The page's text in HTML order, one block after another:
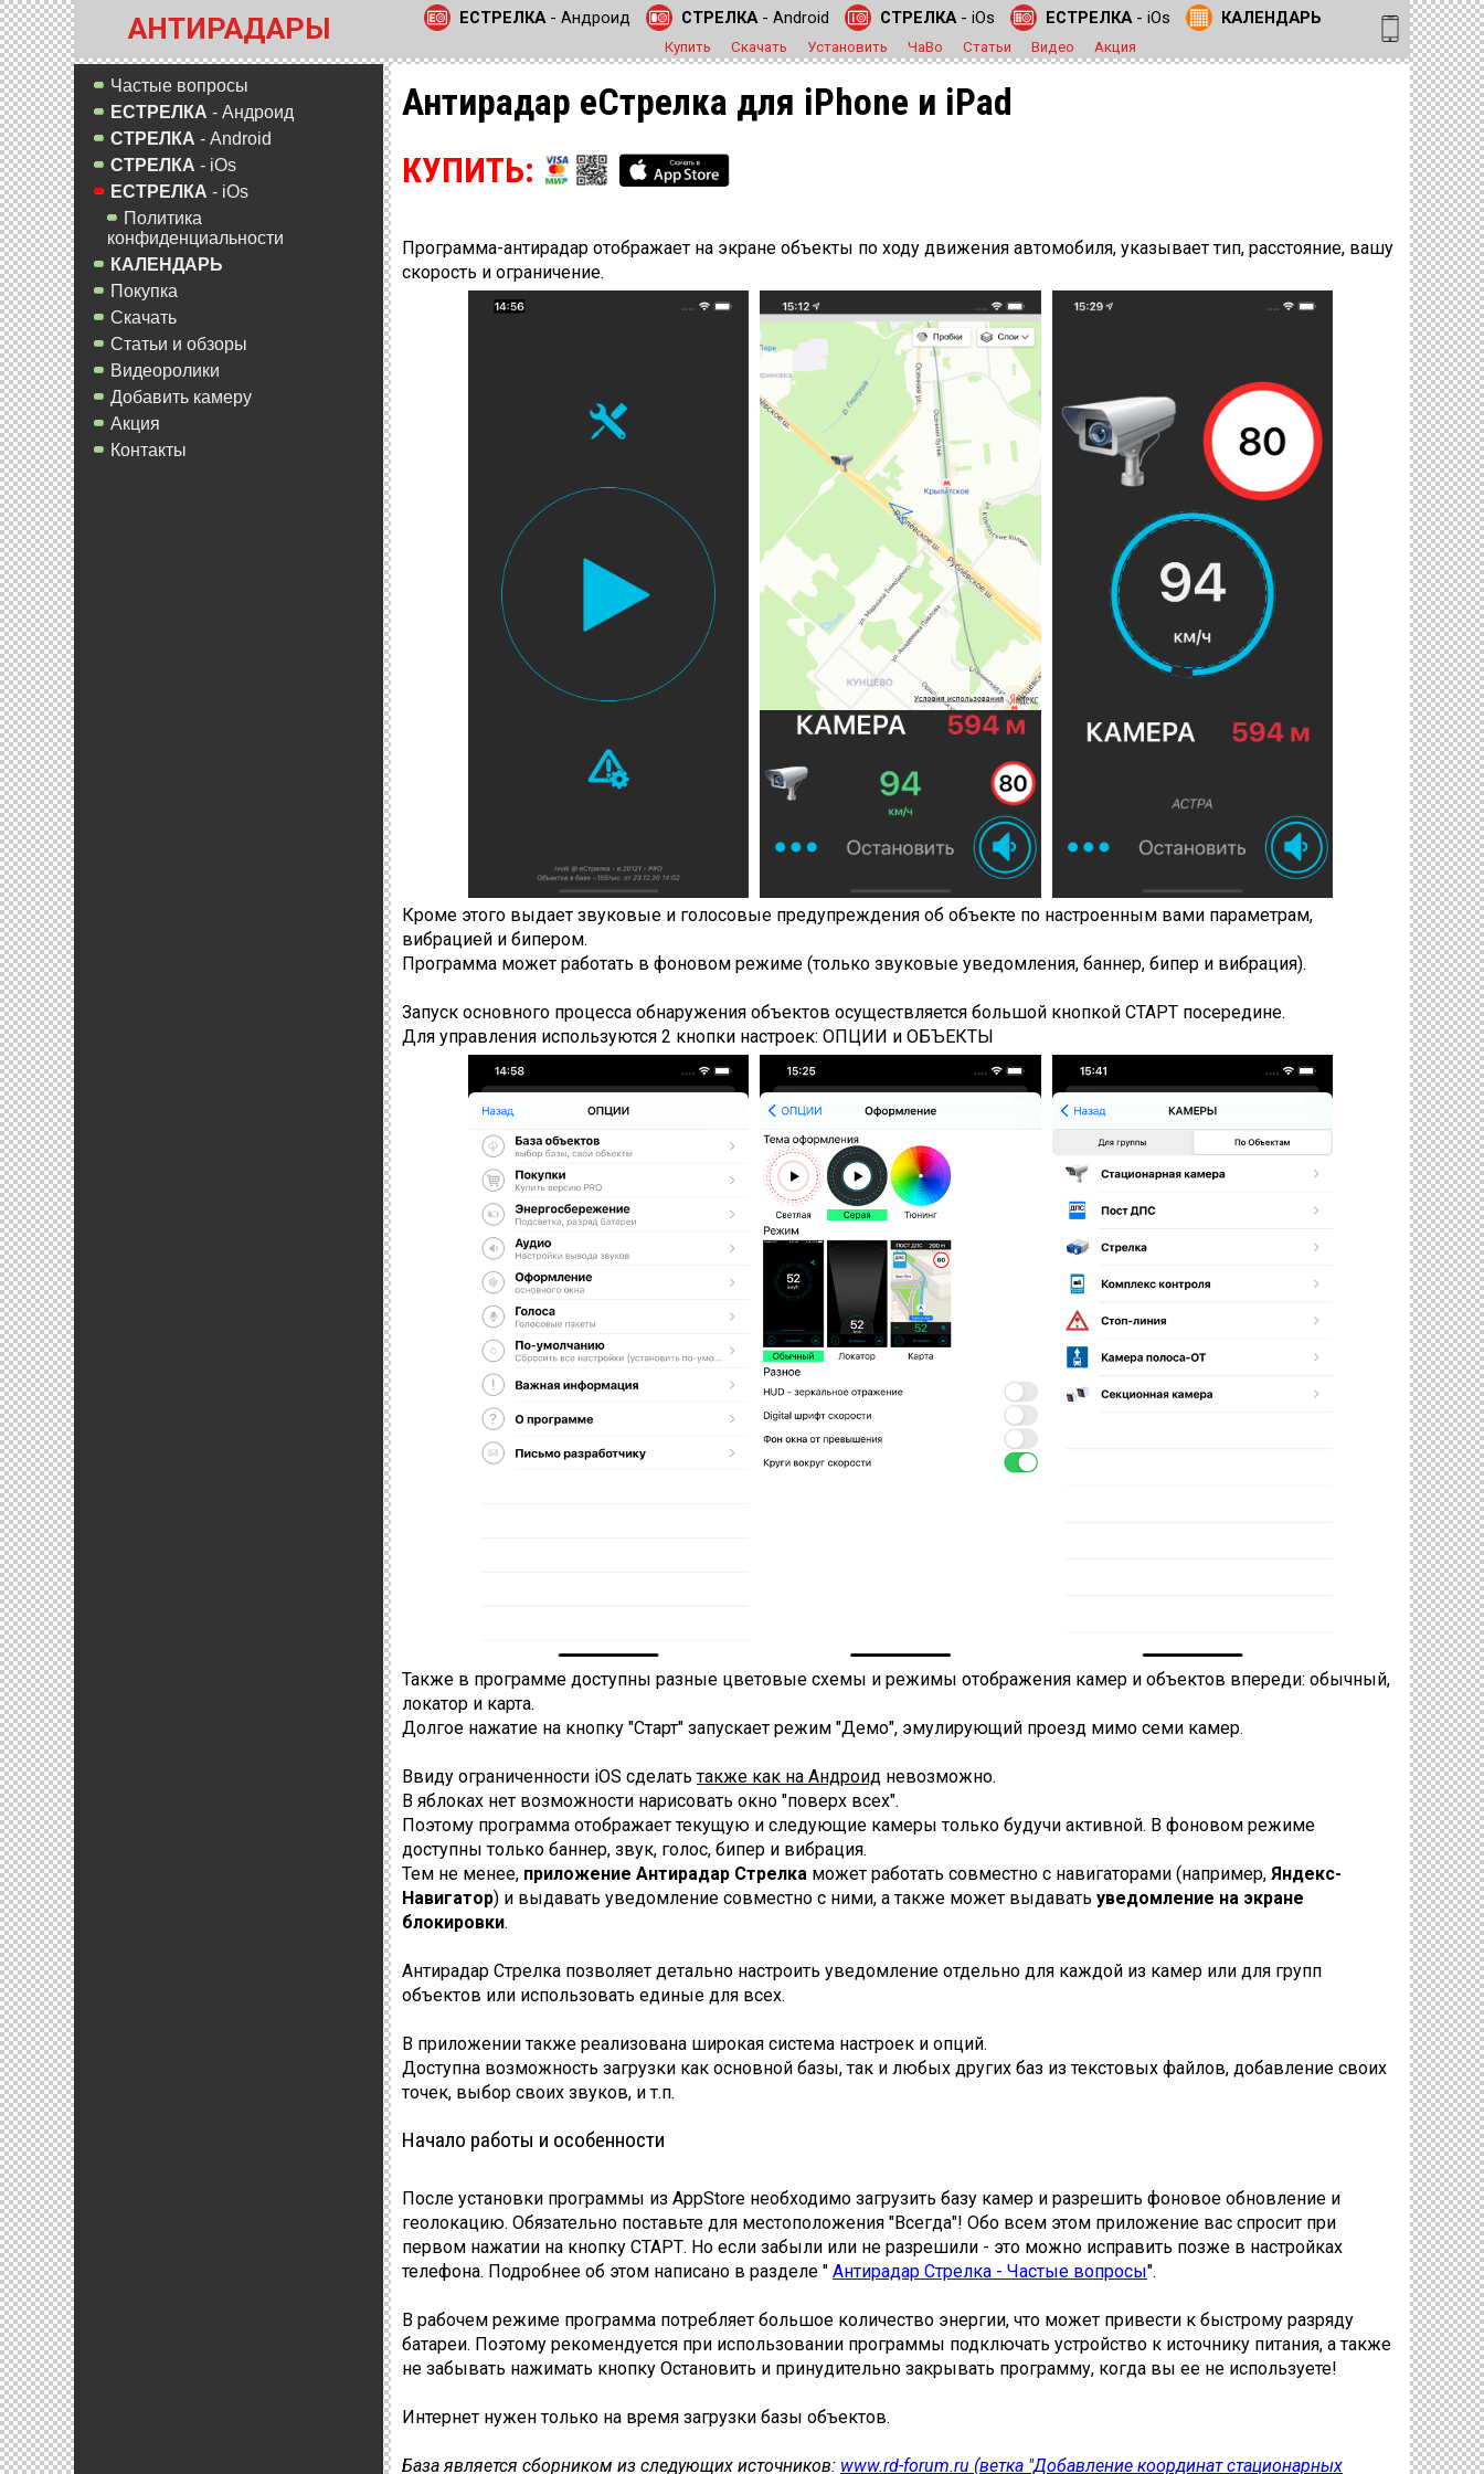
АНТИРАДАРЫ ЕСТРЕЛКА- Андроид СТРЕЛКА- Android СТРЕЛКА- iOs ЕСТРЕЛКА- iOs КАЛЕНДАРЬ
Купить Скачать Установить ЧаВо Статьи Видео Акция
Частые вопросы
ЕСТРЕЛКА - Андроид
СТРЕЛКА - Android
СТРЕЛКА - iOs
ЕСТРЕЛКА - iOs
Политика
конфиденциальности
КАЛЕНДАРЬ
Покупка
Скачать
Статьи и обзоры
Видеоролики
Добавить камеру
Акция
Контакты
Антирадар еСтрелка для iPhone и iPad
КУПИТЬ:
Программа-антирадар отображает на экране объекты по ходу движения автомобиля, указывает тип, расстояние, вашу
скорость и ограничение.
Кроме этого выдает звуковые и голосовые предупреждения об объекте по настроенным вами параметрам,
вибрацией и бипером.
Программа может работать в фоновом режиме (только звуковые уведомления, баннер, бипер и вибрация).
Запуск основного процесса обнаружения объектов осуществляется большой кнопкой СТАРТ посередине.
Для управления используются 2 кнопки настроек: ОПЦИИ и ОБЪЕКТЫ
Также в программе доcтупны разные цветовые схемы и режимы отображения камер и объектов впереди: обычный,
локатор и карта.
Долгое нажатие на кнопку "Старт" запускает режим "Демо", эмулирующий проезд мимо семи камер.
Ввиду ограниченности iOS сделатьтакже как на Андроид невозможно.
В яблоках нет возможности нарисовать окно "поверх всех".
Поэтому программа отображает текущую и следующие камеры только будучи активной. В фоновом режиме
доступны только баннер, звук, голос, бипер и вибрация.
Тем не менее, приложение Антирадар Стрелка может работать совместно с навигаторами (например, Яндекс-
Навигатор) и выдавать уведомление совместно с ними, а также может выдавать уведомление на экране
блокировки.
Антирадар Стрелка позволяет детально настроить уведомление отдельно для каждой из камер или для групп
объектов или использовать единые для всех.
В приложении также реализована широкая система настроек и опций.
Доступна возможность загрузки как основной базы, так и любых других баз из текстовых файлов, добавление своих
точек, выбор своих звуков, и т.п.
Начало работы и особенности
После установки программы из AppStore необходимо загрузить базу камер и разрешить фоновое обновление и
геолокацию. Обязательно поставьте для местоположения "Всегда"! Обо всем этом приложение вас спросит при
первом нажатии на кнопку СТАРТ. Но если забыли или не разрешили - это можно исправить позже в настройках
телефона. Подробнее об этом написано в разделе " Антирадар Стрелка - Частые вопросы".
В рабочем режиме программа потребляет большое количество энергии, что может привести к быстрому разряду
батареи. Поэтому рекомендуется при использовании программы подключать устройство к источнику питания, а также
не забывать нажимать кнопку Остановить и принудительно закрывать программу, когда вы ее не используете!
Интернет нужен только на время загрузки базы объектов.
База является сборником из следующих источников: www.rd-forum.ru (ветка "Добавление координат стационарных